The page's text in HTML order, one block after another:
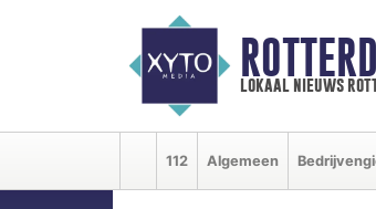
lokaal nieuws
112 Algemeen